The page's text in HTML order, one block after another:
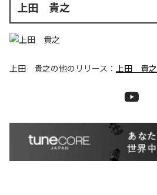
上田 貴之
上田 貴之の他のリリース： 上田 貴之